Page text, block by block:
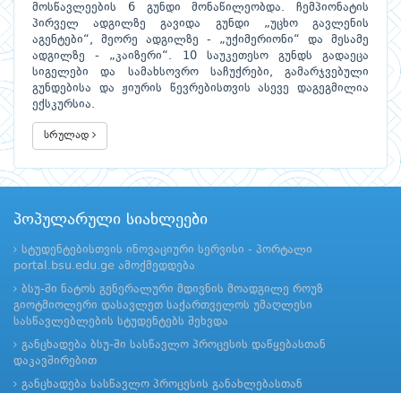
მოსწავლეების 6 გუნდი მონაწილეობდა. ჩემპიონატის
პირველ ადგილზე გავიდა გუნდი „უცხო გავლენის
აგენტები“, მეორე ადგილზე - „უქიმერიონი“ და მესამე
ადგილზე - „კაიზერი“. 10 საუკეთესო გუნდს გადაეცა
სიგელები და სამახსოვრო საჩუქრები, გამარჯვებული
გუნდებისა და ჟიურის წევრებისთვის ასევე დაგეგმილია
ექსკურსია.
სრულად
პოპულარული სიახლეები
სტუდენტებისთვის ინოვაციური სერვისი - პორტალი
portal.bsu.edu.ge ამოქმედდება
ბსუ-ში ნატოს გენერალური მდივნის მოადგილე როუზ
გიოტმიოლერი დასავლეთ საქართველოს უმაღლესი
სასწავლებლების სტუდენტებს შეხვდა
განცხადება ბსუ-ში სასწავლო პროცესის დაწყებასთან
დაკავშირებით
განცხადება სასწავლო პროცესის განახლებასთან